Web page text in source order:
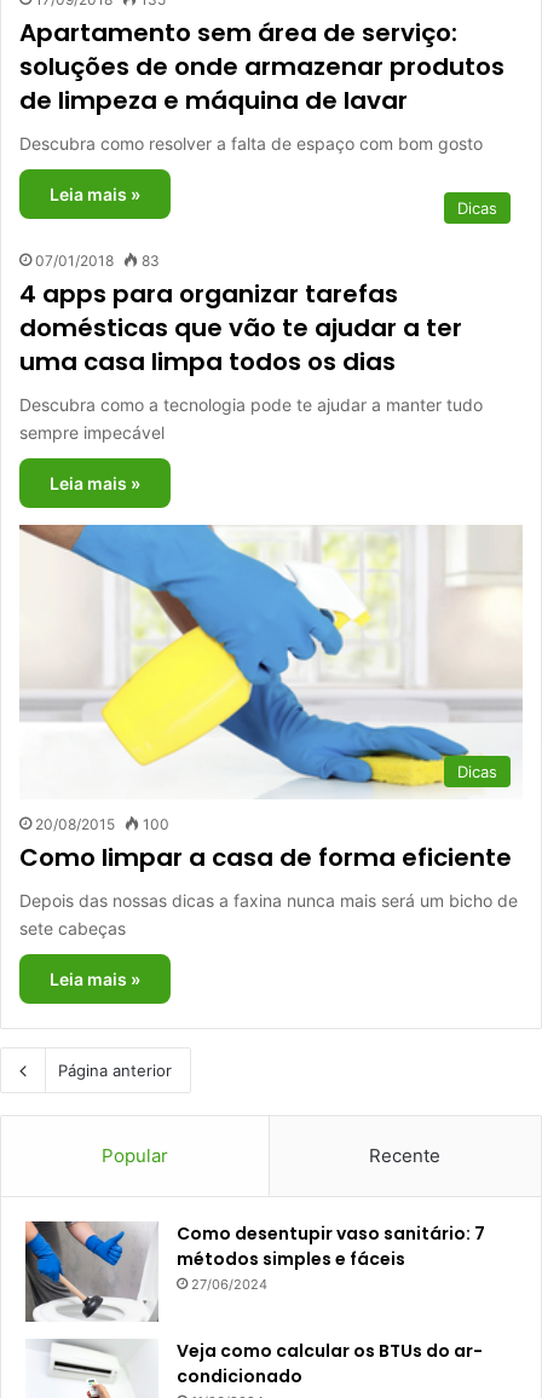
Apartamento sem área de serviço:
soluções de onde armazenar produtos
de limpeza e máquina de lavar
Descubra como resolver a falta de espaço com bom gosto
Leia mais »
Dicas
07/01/2018 83
4 apps para organizar tarefas
domésticas que vão te ajudar a ter
uma casa limpa todos os dias
Descubra como a tecnologia pode te ajudar a manter tudo
sempre impecável
Leia mais »
Dicas
20/08/2015 100
Como limpar a casa de forma eficiente
Depois das nossas dicas a faxina nunca mais será um bicho de
sete cabeças
Leia mais »
Página anterior
Popular Recente
Como desentupir vaso sanitário: 7
métodos simples e fáceis
27/06/2024
Veja como calcular os BTUs do ar-
condicionado